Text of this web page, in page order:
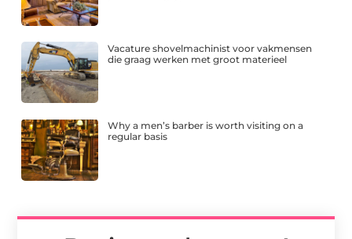
Vacature shovelmachinist voor vakmensen
die graag werken met groot materieel
Why a men’s barber is worth visiting on a
regular basis